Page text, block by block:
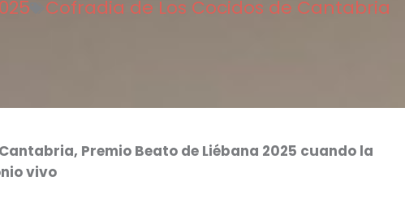
Cofradia de Los Cocidos de Cantabria
Premio Beato de Liébana 2025 cuando la
vivo